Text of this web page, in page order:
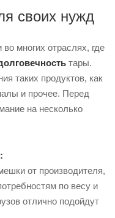
своих нужд
многих отраслях, где
тары.
таких продуктов, как
и прочее. Перед
на несколько
от производителя,
по весу и
отлично подойдут